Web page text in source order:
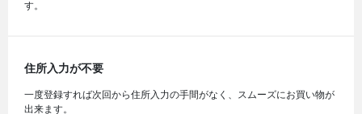
す。
住所入力が不要
一度登録すれば次回から住所入力の手間がなく、スムーズにお買い物が
出来ます。